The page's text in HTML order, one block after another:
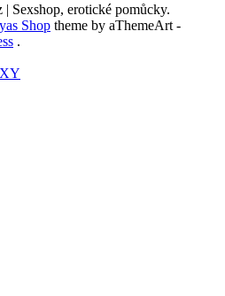
Sexshop, erotické pomůcky.
Shop theme by aThemeArt -
.
XY